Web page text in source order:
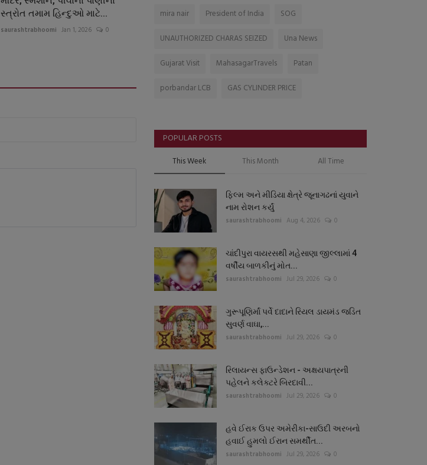
સ્ત્રોત તમામ હિન્દુઓ માટે...
saurashtrabhoomi Jan 1, 2026 0
mira nair
President of India
SOG
UNAUTHORIZED CHARAS SEIZED
Una News
Gujarat Visit
MahasagarTravels
Patan
porbandar LCB
GAS CYLINDER PRICE
POPULAR POSTS
This Week This Month All Time
ફિલ્મ અને મીડિયા ક્ષેત્રે જૂનાગઢનાં યુવાને
નામ રોશન કર્યું
saurashtrabhoomi Aug 4, 2026 0
ચાંદીપુરા વાયરસથી મહેસાણા જીલ્લામાં 4
વર્ષીય બાળકીનું મોત...
saurashtrabhoomi Jul 29, 2026 0
ગુરૂપૂણિર્માં પર્વે દાદાને રિયલ ડાયમંડ જડિત
સુવર્ણ વાઘા,...
saurashtrabhoomi Jul 29, 2026 0
રિલાયન્સ ફાઉન્ડેશન - અક્ષયપાત્રની
પહેલને કલેક્ટરે બિરદાવી...
saurashtrabhoomi Jul 29, 2026 0
હવે ઈરાક ઉપર અમેરીકા-સાઉદી અરબનો
હવાઈ હુમલો ઈરાન સમર્થીત...
saurashtrabhoomi Jul 29, 2026 0